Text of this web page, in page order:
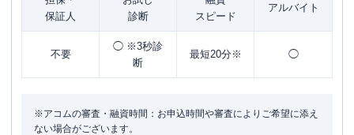
保証人
診断
スピード
アルバイト
不要
◯ ※3秒診
断
最短20分※ ◯
※アコムの審査・融資時間：お申込時間や審査によりご希望に添え
ない場合がございます。